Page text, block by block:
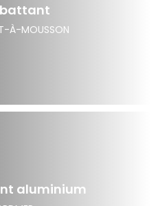
À-MOUSSON
aluminium